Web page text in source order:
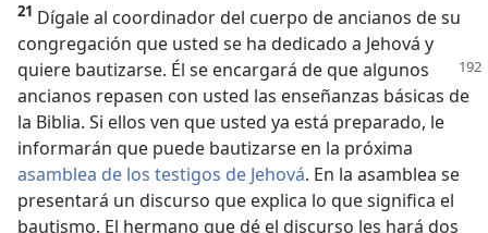
21 Dígale al coordinador del cuerpo de ancianos de su
congregación que usted se ha dedicado a Jehová y
quiere bautizarse. Él se encargará de quealgunos
ancianos repasen con usted las enseñanzas básicas de
la Biblia. Si ellos ven que usted ya está preparado, le
informarán que puede bautizarse en la próxima
asamblea de los testigos de Jehová. En la asamblea se
presentará un discurso que explica lo que significa el
bautismo. El hermano que dé el discurso les hará dos